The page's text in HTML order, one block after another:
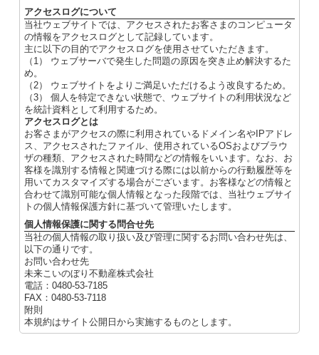
アクセスログについて
当社ウェブサイトでは、アクセスされたお客さまのコンピュータ
の情報をアクセスログとして記録しています。
主に以下の目的でアクセスログを使用させていただきます。
（1） ウェブサーバで発生した問題の原因を突き止め解決するた
め。
（2） ウェブサイトをよりご満足いただけるよう改良するため。
（3） 個人を特定できない状態で、ウェブサイトの利用状況など
を統計資料として利用するため。
アクセスログとは
お客さまがアクセスの際に利用されているドメイン名やIPアドレ
ス、アクセスされたファイル、使用されているOSおよびブラウ
ザの種類、アクセスされた時間などの情報をいいます。なお、お
客様を識別する情報と関連づける際には以前からの行動履歴等を
用いてカスタマイズする場合がございます。お客様などの情報と
合わせて識別可能な個人情報となった段階では、当社ウェブサイ
トの個人情報保護方針に基づいて管理いたします。
個人情報保護に関する問合せ先
当社の個人情報の取り扱い及び管理に関するお問い合わせ先は、
以下の通りです。
お問い合わせ先
未来こいのぼり不動産株式会社
電話：0480-53-7185
FAX：0480-53-7118
附則
本規約はサイト公開日から実施するものとします。